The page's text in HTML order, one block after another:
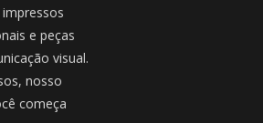
impressos
e peças
visual.
nosso
começa